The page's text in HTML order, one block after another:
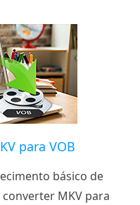
para VOB
básico de
converter MKV para